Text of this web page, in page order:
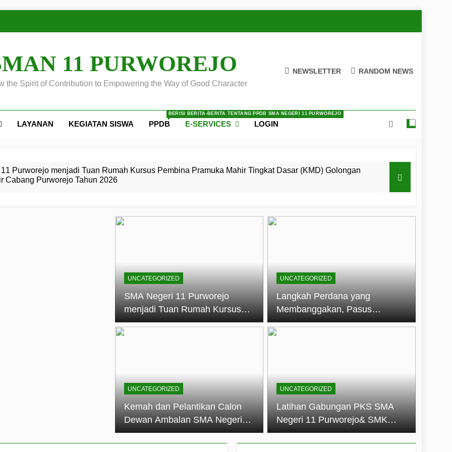
11 PURWOREJO
the Spirit of Contribution to Empowering the Way of Good Character
NEWSLETTER RANDOM NEWS
LAYANAN KEGIATAN SISWA PPDB
BERISI BERITA-BERITA TENTANG PPDB SMA NEGERI 11 PURWOREJO
E-SERVICES LOGIN
Purworejo menjadi Tuan Rumah Kursus Pembina Pramuka Mahir Tingkat Dasar (KMD) Golongan
Cabang Purworejo Tahun 2026
Calon Dewan Ambalan SMA Negeri 11 Purworejo: Membentuk Jiwa Kepemimpinan, Disiplin,
11 Purworejo Sukses Gelar LPBB Jatayudha Open 2 Tahun 2026
Tingkat
Gugus Depan
di LKBB
oleh Pasukan Khusus
11
Negeri 11 Purworejo
menjadi lokasi pelaksanaan
UNCATEGORIZED
SMA Negeri 11 Purworejo
menjadi Tuan Rumah Kursus
Pembina Pramuka Mahir
UNCATEGORIZED
Langkah Perdana yang
Membanggakan, Pasus
Jatayudha Ukir Prestasi di
UNCATEGORIZED
Kemah dan Pelantikan Calon
Dewan Ambalan SMA Negeri
11 Purworejo: Membentuk Jiwa
Kepemimpinan, Disiplin, dan
UNCATEGORIZED
Latihan Gabungan PKS SMA
Negeri 11 Purworejo& SMK
Negeri 6 Purworejo:
Membangun Disiplin,